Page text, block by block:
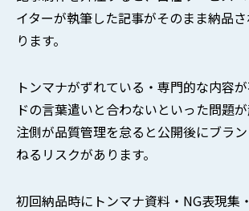
イターが執筆した記事がそのまま納品
ります。
トンマナがずれている・専門的な内容
ドの言葉遣いと合わないといった問題
注側が品質管理を怠ると公開後にブラ
ねるリスクがあります。
初回納品時にトンマナ資料・NG表現集